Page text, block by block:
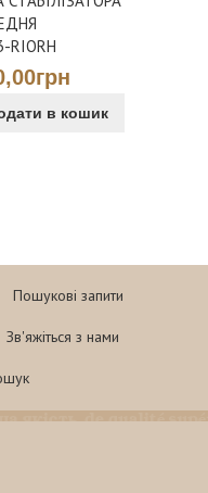
RIORH
в кошик
Пошукові запити
Зв'яжіться з нами